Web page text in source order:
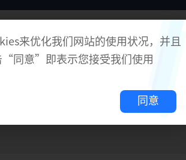
来优化我们网站的使用状况，并且
“同意”即表示您接受我们使用
同意